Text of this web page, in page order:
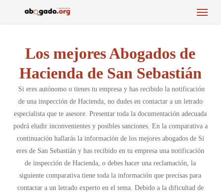
Menu
Los mejores Abogados de
Hacienda de San Sebastián
Si eres autónomo o tienes tu empresa y has recibido la notificación
de una inspección de Hacienda, no dudes en contactar a un letrado
especialista que te asesore. Presentar toda la documentación adecuada
podrá eludir inconvenientes y posibles sanciones. En la comparativa a
continuación hallarás la información de los mejores abogados de Si
eres de San Sebastián y has recibido en tu empresa una notificación
de inspección de Hacienda, o debes hacer una reclamación, la
siguiente comparativa tiene toda la información que precisas para
contactar a un letrado experto en el tema. Debido a la dificultad de